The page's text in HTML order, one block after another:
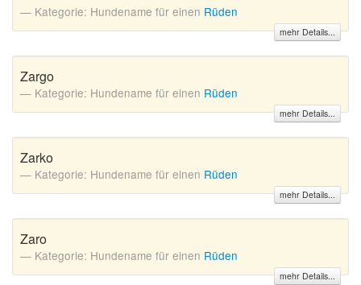
Kategorie: Hundename für einen Rüden
mehr Details...
Zargo
Kategorie: Hundename für einen Rüden
mehr Details...
Zarko
Kategorie: Hundename für einen Rüden
mehr Details...
Zaro
Kategorie: Hundename für einen Rüden
mehr Details...